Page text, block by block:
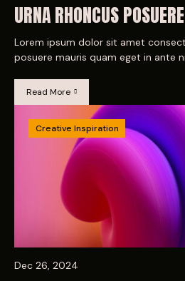
URNA RHONCUS
Lorem ipsum dolor sit amet
posuere mauris quam eget in ante
Read More
Creative Inspiration
Dec 26, 2024